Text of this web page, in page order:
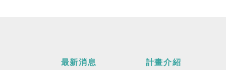
最新消息 計畫介紹